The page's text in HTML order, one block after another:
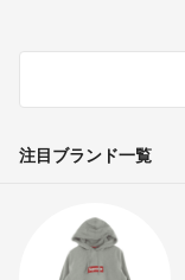
注目ブランド一覧